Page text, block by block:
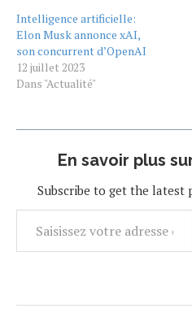
Intelligence artificielle:
Elon Musk annonce xAI,
son concurrent d’OpenAI
12 juillet 2023
Dans "Actualité"
En savoir plus
Subscribe to get the latest